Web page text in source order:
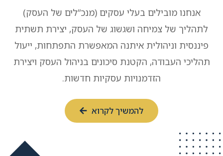
אנחנו מובילים בעלי עסקים (מנכ”לים של העסק)
לתהליך של צמיחה ושגשוג של העסק, יצירת תשתית
פיננסית וניהולית איתנה המאפשרת התפתחות, ייעול
תהליכי העבודה, הקטנת סיכונים בניהול העסק ויצירת
הזדמנויות עסקיות חדשות.
להמשיך לקרוא